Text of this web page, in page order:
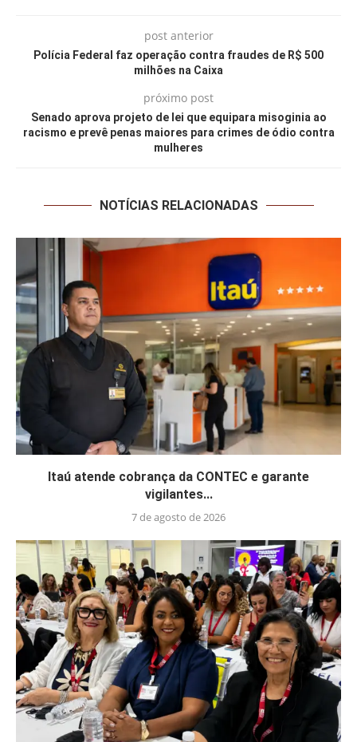
post anterior
Polícia Federal faz operação contra fraudes de R$ 500
milhões na Caixa
próximo post
Senado aprova projeto de lei que equipara misoginia ao
racismo e prevê penas maiores para crimes de ódio contra
mulheres
NOTÍCIAS RELACIONADAS
Itaú atende cobrança da CONTEC e garante
vigilantes...
7 de agosto de 2026